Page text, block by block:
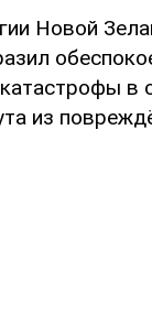
Новой
в
из